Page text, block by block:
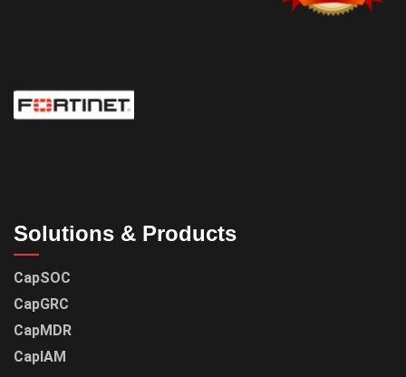
Solutions & Products
CapSOC
CapGRC
CapMDR
CapIAM